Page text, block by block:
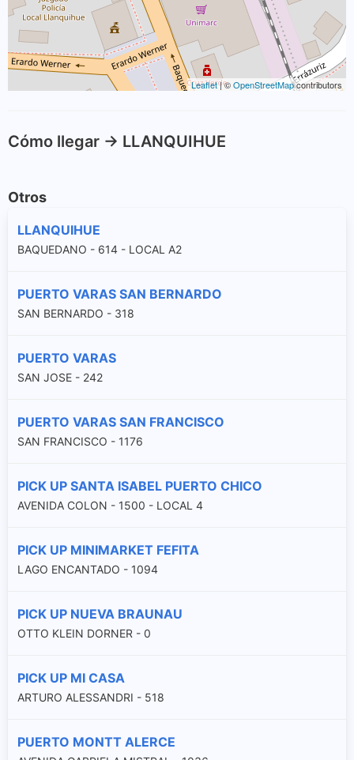
Leaflet| ©OpenStreetMapcontributors
Cómo llegar -> LLANQUIHUE
Otros
LLANQUIHUE
BAQUEDANO - 614 - LOCAL A2
PUERTO VARAS SAN BERNARDO
SAN BERNARDO - 318
PUERTO VARAS
SAN JOSE - 242
PUERTO VARAS SAN FRANCISCO
SAN FRANCISCO - 1176
PICK UP SANTA ISABEL PUERTO CHICO
AVENIDA COLON - 1500 - LOCAL 4
PICK UP MINIMARKET FEFITA
LAGO ENCANTADO - 1094
PICK UP NUEVA BRAUNAU
OTTO KLEIN DORNER - 0
PICK UP MI CASA
ARTURO ALESSANDRI - 518
PUERTO MONTT ALERCE